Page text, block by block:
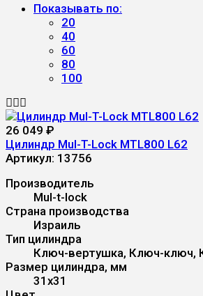
Показывать по:
20
40
60
80
100
26 049 ₽
Цилиндр Mul-T-Lock MTL800 L62
Артикул: 13756
Производитель
Mul-t-lock
Страна производства
Израиль
Тип цилиндра
Ключ-вертушка, Ключ-ключ,
Размер цилиндра, мм
31x31